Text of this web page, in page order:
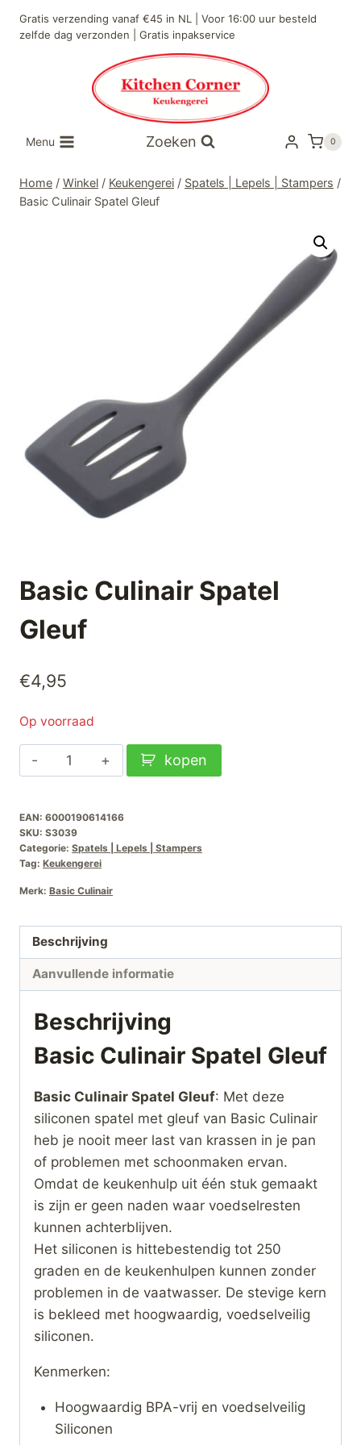
naar
Gratis verzending vanaf €45 in NL | Voor 16:00 uur besteld
zelfde dag verzonden | Gratis inpakservice
Menu Zoeken 0
Home / Winkel / Keukengerei / Spatels | Lepels | Stampers /
Basic Culinair Spatel Gleuf
Basic Culinair Spatel
Gleuf
€4,95
Op voorraad
Basic
Culinair
Gleuf
aantal
kopen
EAN: 6000190614166
SKU: S3039
Categorie: Spatels | Lepels | Stampers
Tag: Keukengerei
Merk: Basic Culinair
Beschrijving
Aanvullende informatie
Beschrijving
Basic Culinair Spatel Gleuf
Basic Culinair Spatel Gleuf: Met deze
siliconen spatel met gleuf van Basic Culinair
heb je nooit meer last van krassen in je pan
of problemen met schoonmaken ervan.
Omdat de keukenhulp uit één stuk gemaakt
is zijn er geen naden waar voedselresten
kunnen achterblijven.
Het siliconen is hittebestendig tot 250
graden en de keukenhulpen kunnen zonder
problemen in de vaatwasser. De stevige kern
is bekleed met hoogwaardig, voedselveilig
siliconen.
Kenmerken:
Hoogwaardig BPA-vrij en voedselveilig
Siliconen